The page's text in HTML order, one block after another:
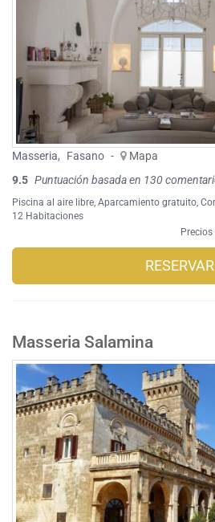
Masseria, Fasano -
Mapa
9.5 Puntuación basada en 130
Piscina al aire libre Aparcamiento gratuito
12 Habitaciones
RESERVAR
Masseria Salamina